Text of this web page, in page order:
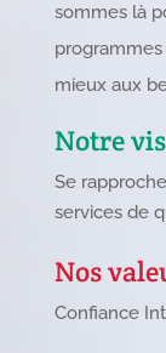
sommes là
mieux aux
Notre
Se
services de
Nos
Confiance